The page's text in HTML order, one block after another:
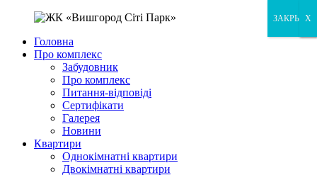
Головна
Про комплекс
Забудовник
Про комплекс
Питання-відповіді
Сертифікати
Галерея
Новини
Квартири
Однокімнатні квартири
Двокімнатні квартири
X
ЗАКРЫТЬ
X